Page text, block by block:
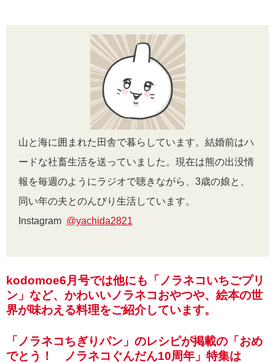
山と海に囲まれた田舎で暮らしています。結婚前はハ
ードな社畜生活を送っていました。現在は熊の出没情
報を毎週のようにラジオで聴きながら、3歳の娘と、
同い年の夫とのんびり生活しています。
Instagram @yachida2821
kodomoe6月号では他にも「ノラネコいちごプリ
ン」など、かわいいノラネコおやつや、絵本の世
界が味わえる料理をご紹介しています。
「ノラネコちぎりパン」のレシピが掲載の「おめ
でとう！ ノラネコぐんだん10周年」特集は